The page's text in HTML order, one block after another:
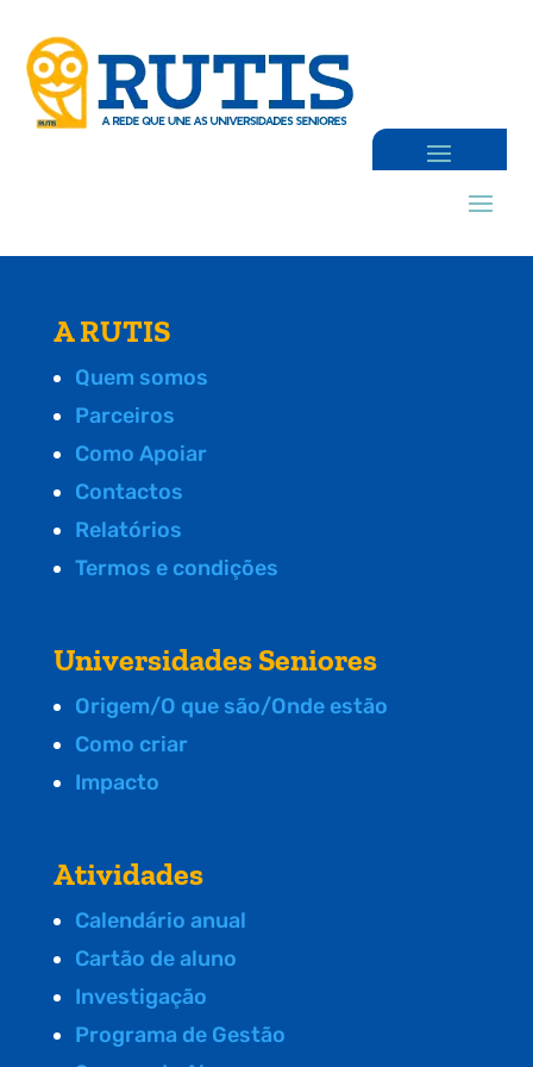
A RUTIS
Quem somos
Parceiros
Como Apoiar
Contactos
Relatórios
Termos e condições
Universidades Seniores
Origem/O que são/Onde estão
Como criar
Impacto
Atividades
Calendário anual
Cartão de aluno
Investigação
Programa de Gestão